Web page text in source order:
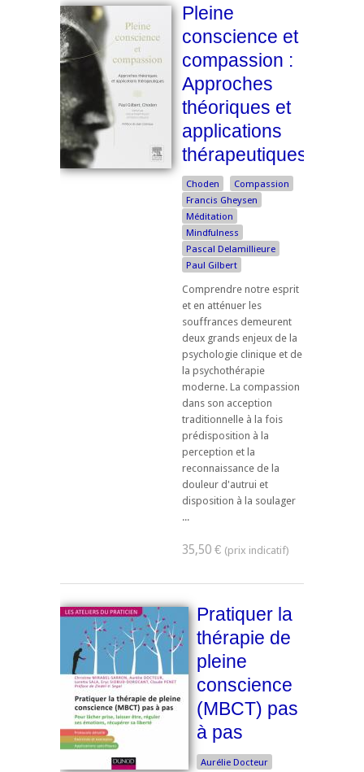
Pleine
conscience et
compassion :
Approches
théoriques et
applications
thérapeutiques
Choden
Compassion
Francis Gheysen
Méditation
Mindfulness
Pascal Delamillieure
Paul Gilbert
Comprendre notre esprit
et en atténuer les
souffrances demeurent
deux grands enjeux de la
psychologie clinique et de
la psychothérapie
moderne. La compassion
dans son acception
traditionnelle à la fois
prédisposition à la
perception et la
reconnaissance de la
douleur d'autrui et
disposition à la soulager
...
35,50 €
Pratiquer la
thérapie de
pleine
conscience
(MBCT) pas
à pas
Aurélie Docteur